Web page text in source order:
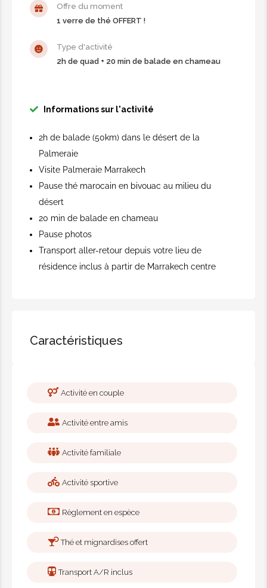
places
20 min de balade en chameau
Transport inclus à partir de Marrakech
AUTRES ACTIVITÉS
Balade en chameau
25,00€
Balade à cheval
Offre du moment
1 verre de thé OFFERT !
Type d'activité
2h de quad + 20 min de balade en chameau
Informations sur l'activité
2h de balade (50km) dans le désert de la
Palmeraie
Visite Palmeraie Marrakech
Pause thé marocain en bivouac au milieu du
désert
20 min de balade en chameau
Pause photos
Transport aller-retour depuis votre lieu de
résidence inclus à partir de Marrakech centre
Caractéristiques
Activité en couple
Activité entre amis
Activité familiale
Activité sportive
Règlement en espèce
Thé et mignardises offert
Transport A/R inclus